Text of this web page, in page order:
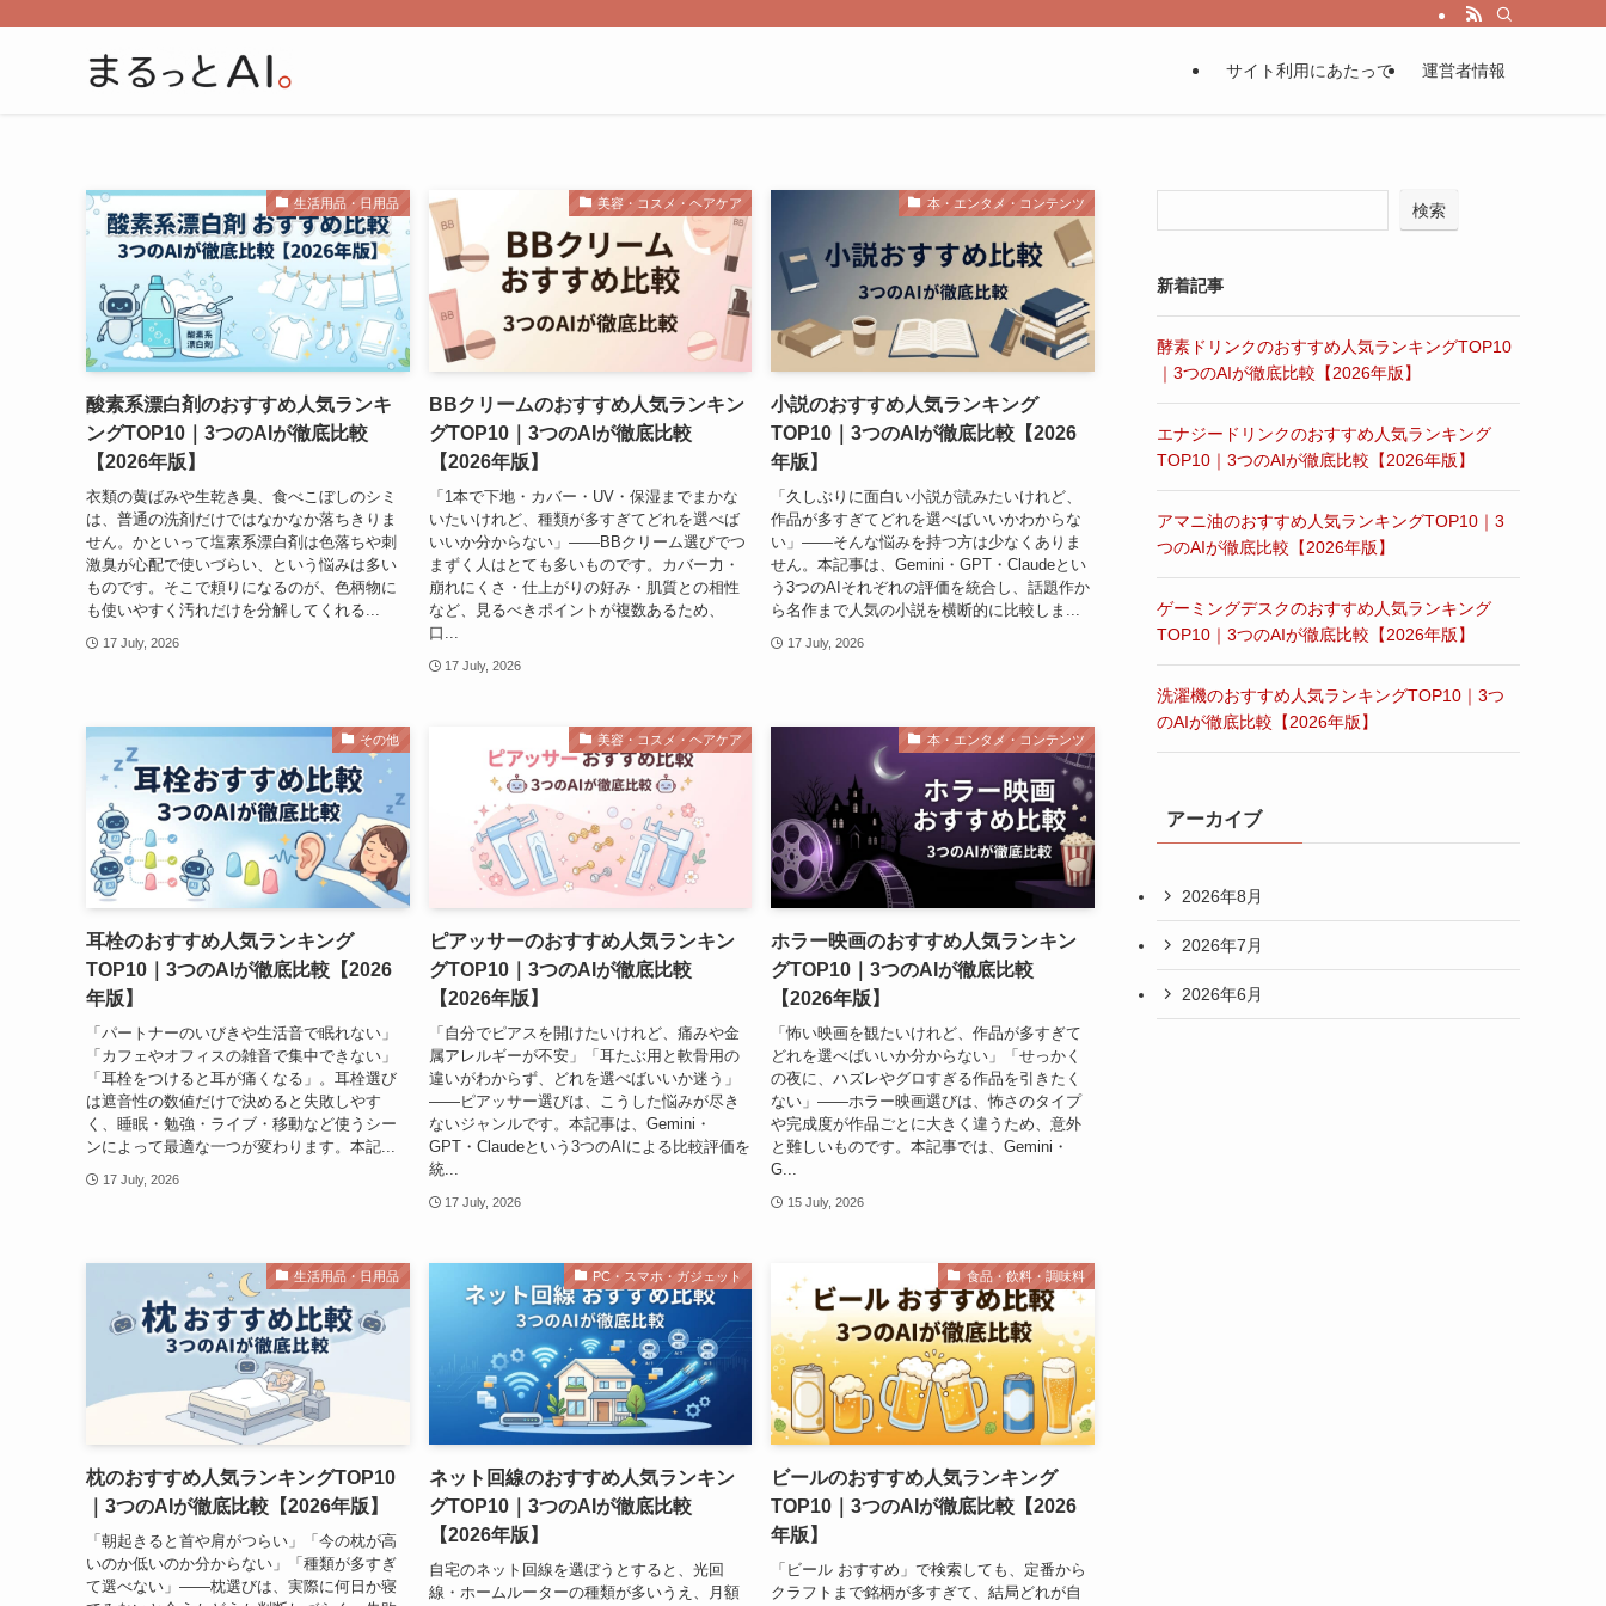
サイト利用にあたって 運営者情報
生活用品・日用品
酸素系漂白剤のおすすめ人気ランキ
ングTOP10｜3つのAIが徹底比較
【2026年版】
衣類の黄ばみや生乾き臭、食べこぼしのシミ
は、普通の洗剤だけではなかなか落ちきりま
せん。かといって塩素系漂白剤は色落ちや刺
激臭が心配で使いづらい、という悩みは多い
ものです。そこで頼りになるのが、色柄物に
も使いやすく汚れだけを分解してくれる...
17 July, 2026
美容・コスメ・ヘアケア
BBクリームのおすすめ人気ランキン
グTOP10｜3つのAIが徹底比較
【2026年版】
「1本で下地・カバー・UV・保湿までまかな
いたいけれど、種類が多すぎてどれを選べば
いいか分からない」——BBクリーム選びでつ
まずく人はとても多いものです。カバー力・
崩れにくさ・仕上がりの好み・肌質との相性
など、見るべきポイントが複数あるため、
口...
17 July, 2026
本・エンタメ・コンテンツ
小説のおすすめ人気ランキング
TOP10｜3つのAIが徹底比較【2026
年版】
「久しぶりに面白い小説が読みたいけれど、
作品が多すぎてどれを選べばいいかわからな
い」——そんな悩みを持つ方は少なくありま
せん。本記事は、Gemini・GPT・Claudeとい
う3つのAIそれぞれの評価を統合し、話題作か
ら名作まで人気の小説を横断的に比較しま...
17 July, 2026
その他
耳栓のおすすめ人気ランキング
TOP10｜3つのAIが徹底比較【2026
年版】
「パートナーのいびきや生活音で眠れない」
「カフェやオフィスの雑音で集中できない」
「耳栓をつけると耳が痛くなる」。耳栓選び
は遮音性の数値だけで決めると失敗しやす
く、睡眠・勉強・ライブ・移動など使うシー
ンによって最適な一つが変わります。本記...
17 July, 2026
美容・コスメ・ヘアケア
ピアッサーのおすすめ人気ランキン
グTOP10｜3つのAIが徹底比較
【2026年版】
「自分でピアスを開けたいけれど、痛みや金
属アレルギーが不安」「耳たぶ用と軟骨用の
違いがわからず、どれを選べばいいか迷う」
——ピアッサー選びは、こうした悩みが尽き
ないジャンルです。本記事は、Gemini・
GPT・Claudeという3つのAIによる比較評価を
統...
17 July, 2026
本・エンタメ・コンテンツ
ホラー映画のおすすめ人気ランキン
グTOP10｜3つのAIが徹底比較
【2026年版】
「怖い映画を観たいけれど、作品が多すぎて
どれを選べばいいか分からない」「せっかく
の夜に、ハズレやグロすぎる作品を引きたく
ない」——ホラー映画選びは、怖さのタイプ
や完成度が作品ごとに大きく違うため、意外
と難しいものです。本記事では、Gemini・
G...
15 July, 2026
生活用品・日用品
枕のおすすめ人気ランキングTOP10
｜3つのAIが徹底比較【2026年版】
「朝起きると首や肩がつらい」「今の枕が高
いのか低いのか分からない」「種類が多すぎ
て選べない」——枕選びは、実際に何日か寝
PC・スマホ・ガジェット
ネット回線のおすすめ人気ランキン
グTOP10｜3つのAIが徹底比較
【2026年版】
自宅のネット回線を選ぼうとすると、光回
線・ホームルーターの種類が多いうえ、月額
食品・飲料・調味料
ビールのおすすめ人気ランキング
TOP10｜3つのAIが徹底比較【2026
年版】
「ビール おすすめ」で検索しても、定番から
クラフトまで銘柄が多すぎて、結局どれが自
検索
新着記事
酵素ドリンクのおすすめ人気ランキングTOP10
｜3つのAIが徹底比較【2026年版】
エナジードリンクのおすすめ人気ランキング
TOP10｜3つのAIが徹底比較【2026年版】
アマニ油のおすすめ人気ランキングTOP10｜3
つのAIが徹底比較【2026年版】
ゲーミングデスクのおすすめ人気ランキング
TOP10｜3つのAIが徹底比較【2026年版】
洗濯機のおすすめ人気ランキングTOP10｜3つ
のAIが徹底比較【2026年版】
アーカイブ
2026年8月
2026年7月
2026年6月